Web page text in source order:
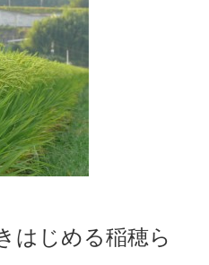
はじめる稲穂ら